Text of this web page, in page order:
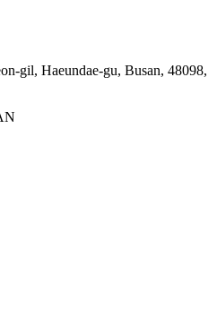
gil, Haeundae-gu, Busan, 48098,